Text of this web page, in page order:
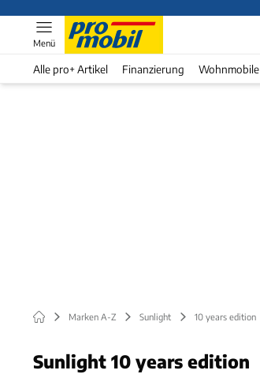
Menü
Alle pro+ Artikel Finanzierung Wohnmobile
Marken A-Z Sunlight 10 years edition
Sunlight 10 years edition